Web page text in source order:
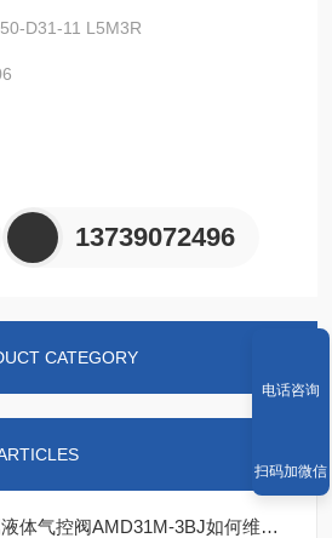
D31-11 L5M3R
13739072496
CATEGORY
CKD喜开理无金属液体气控阀AMD31M-3BJ如何维修保养
电话咨询
扫码加微信